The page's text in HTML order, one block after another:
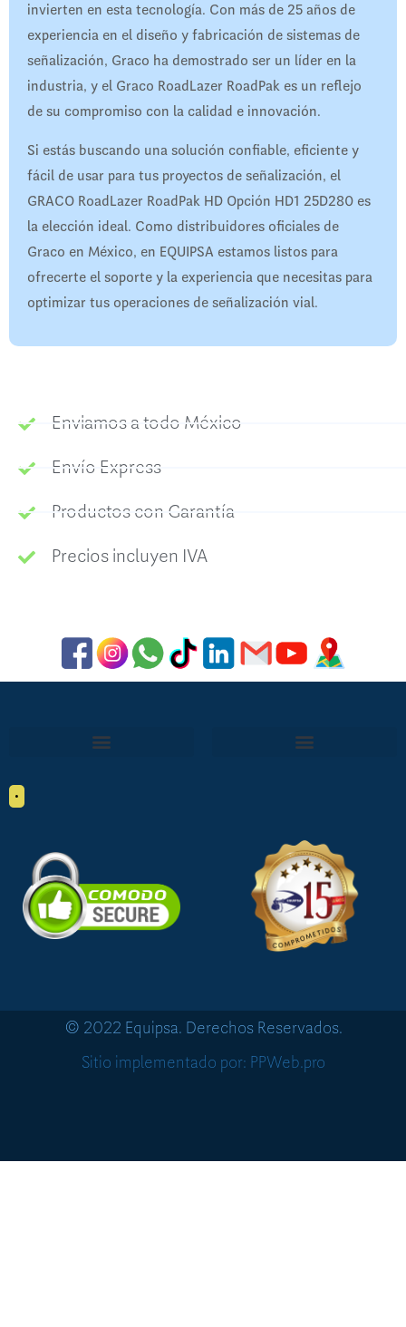
invierten en esta tecnología. Con más de 25 años de
experiencia en el diseño y fabricación de sistemas de
señalización, Graco ha demostrado ser un líder en la
industria, y el Graco RoadLazer RoadPak es un reflejo
de su compromiso con la calidad e innovación.
Si estás buscando una solución confiable, eficiente y
fácil de usar para tus proyectos de señalización, el
GRACO RoadLazer RoadPak HD Opción HD1 25D280 es
la elección ideal. Como distribuidores oficiales de
Graco en México, en EQUIPSA estamos listos para
ofrecerte el soporte y la experiencia que necesitas para
optimizar tus operaciones de señalización vial.
Enviamos a todo México
Envío Express
Productos con Garantía
Precios incluyen IVA
•
© 2022 Equipsa. Derechos Reservados.
Sitio implementado por: PPWeb.pro